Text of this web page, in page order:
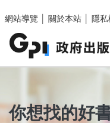
網站導覽
關於本站 隱
你想找的好